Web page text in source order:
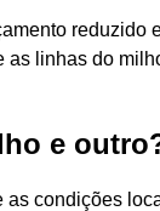
reduzido
as linhas do
e
condições